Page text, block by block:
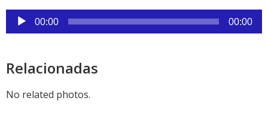
Reproductor
de
00:00 00:00
Relacionadas
No related photos.